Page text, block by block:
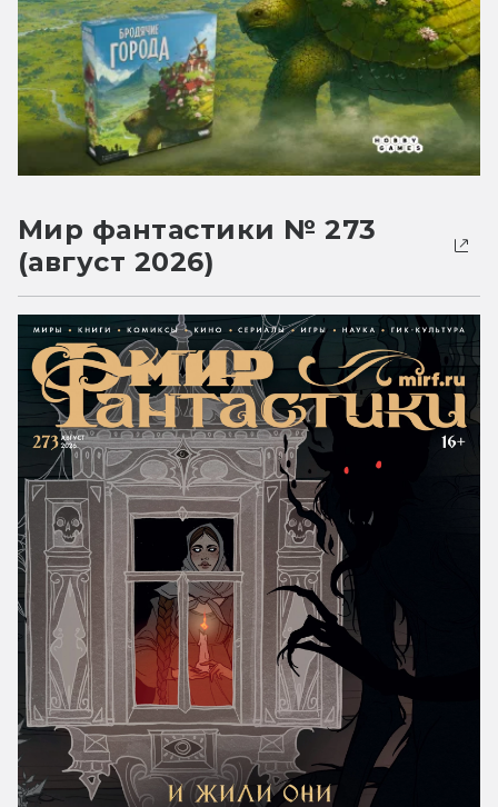
Мир фантастики № 273
(август 2026)